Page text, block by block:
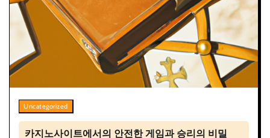
Uncategorized
카지노사이트에서의 안전한 게임과 승리의 비밀